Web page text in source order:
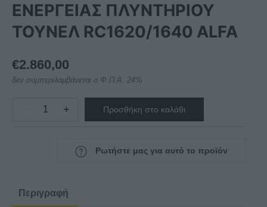
ΕΝΕΡΓΕΙΑΣ ΠΛΥΝΤΗΡΙΟΥ
ΤΟΥΝΕΛ RC1620/1640 ALFA
€2.860,00
δεν συμπεριλαμβάνεται ο Φ.Π.Α. 24%
ΕΞΟΙΚΟΝΟΜΗΤΗΣ
ALFA
ποσότητα
+ Προσθήκη στο καλάθι
Ρωτήστε μας για αυτό το προϊόν
Περιγραφή